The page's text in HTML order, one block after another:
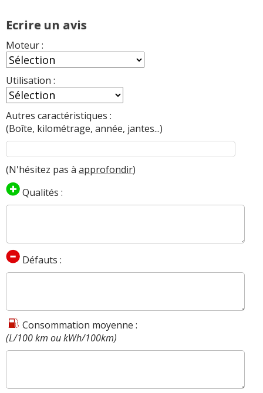
Ecrire un avis
Moteur :
Utilisation :
Autres caractéristiques :
(Boîte, kilométrage, année, jantes...)
(N'hésitez pas à approfondir)
Qualités :
Défauts :
Consommation moyenne :
(L/100 km ou kWh/100km)